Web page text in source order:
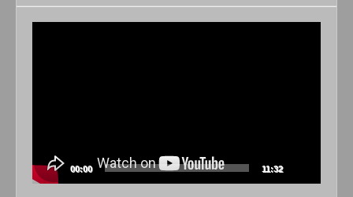
00:00 11:32